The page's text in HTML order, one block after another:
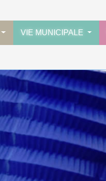
VIE MUNICIPALE